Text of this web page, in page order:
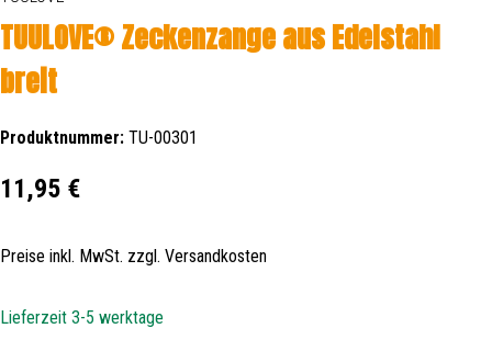
TUULOVE® Zeckenzange aus Edelstahl
breit
Produktnummer: TU-00301
Regulärer Preis:
11,95 €
Preise inkl. MwSt. zzgl. Versandkosten
Lieferzeit 3-5 werktage